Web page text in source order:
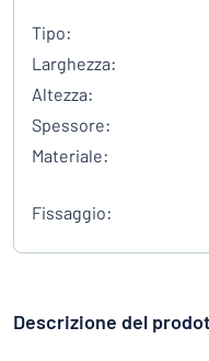
Tipo:
Larghezza:
Altezza:
Spessore:
Materiale:
Fissaggio:
Descrizione del